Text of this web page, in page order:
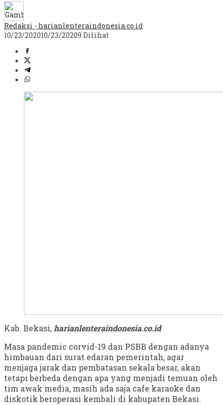
Redaksi - harianlenteraindonesia.co.id
10/23/202010/23/20209 Dilihat
Kab. Bekasi,harianlenteraindonesia.co.id
Masa pandemic corvid-19 dan PSBB dengan adanya
himbauan dari surat edaran pemerintah, agar
menjaga jarak dan pembatasan sekala besar, akan
tetapi berbeda dengan apa yang menjadi temuan oleh
tim awak media, masih ada saja cafe karaoke dan
diskotik beroperasi kembali di kabupaten Bekasi.